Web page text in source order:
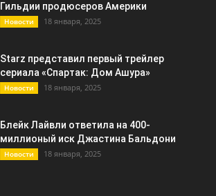
Гильдии продюсеров Америки
Новости 18 января, 2025
Starz представил первый трейлер
сериала «Спартак: Дом Ашура»
Новости 18 января, 2025
Блейк Лайвли ответила на 400-
миллионый иск Джастина Бальдони
Новости 18 января, 2025